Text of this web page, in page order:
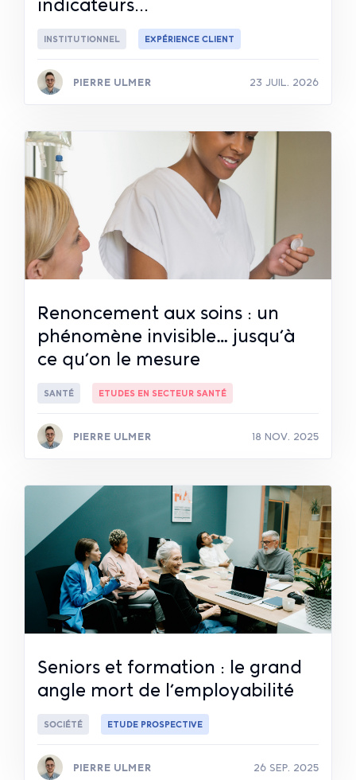
indicateurs...
INSTITUTIONNEL EXPÉRIENCE CLIENT
PIERRE ULMER 23 JUIL. 2026
Renoncement aux soins : un
phénomène invisible… jusqu’à
ce qu’on le mesure
SANTÉ ETUDES EN SECTEUR SANTÉ
PIERRE ULMER 18 NOV. 2025
Seniors et formation : le grand
angle mort de l’employabilité
SOCIÉTÉ ETUDE PROSPECTIVE
PIERRE ULMER 26 SEP. 2025